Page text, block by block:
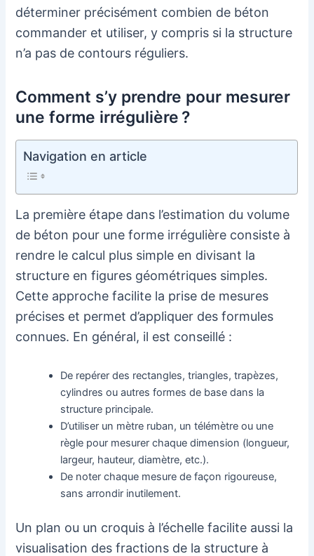
déterminer précisément combien de béton
commander et utiliser, y compris si la structure
n’a pas de contours réguliers.
Comment s’y prendre pour mesurer
une forme irrégulière ?
Navigation en article
La première étape dans l’estimation du volume
de béton pour une forme irrégulière consiste à
rendre le calcul plus simple en divisant la
structure en figures géométriques simples.
Cette approche facilite la prise de mesures
précises et permet d’appliquer des formules
connues. En général, il est conseillé :
De repérer des rectangles, triangles, trapèzes,
cylindres ou autres formes de base dans la
structure principale.
D’utiliser un mètre ruban, un télémètre ou une
règle pour mesurer chaque dimension (longueur,
largeur, hauteur, diamètre, etc.).
De noter chaque mesure de façon rigoureuse,
sans arrondir inutilement.
Un plan ou un croquis à l’échelle facilite aussi la
visualisation des fractions de la structure à